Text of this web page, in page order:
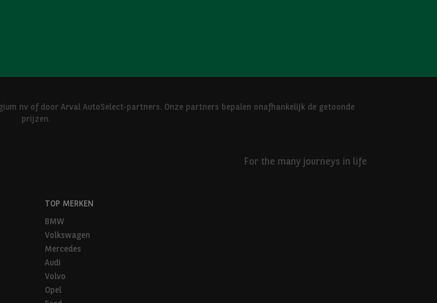
nv of door Arval AutoSelect-partners. Onze partners bepalen onafhankelijk de getoonde
prijzen.
For the many journeys in life
TOP MERKEN
BMW
Volkswagen
Mercedes
Audi
Volvo
Opel